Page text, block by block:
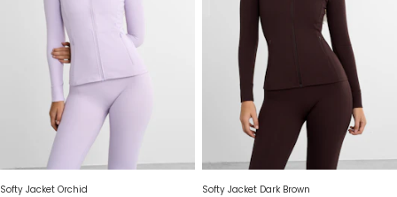
Softy Jacket Orchid Softy Jacket Dark Brown